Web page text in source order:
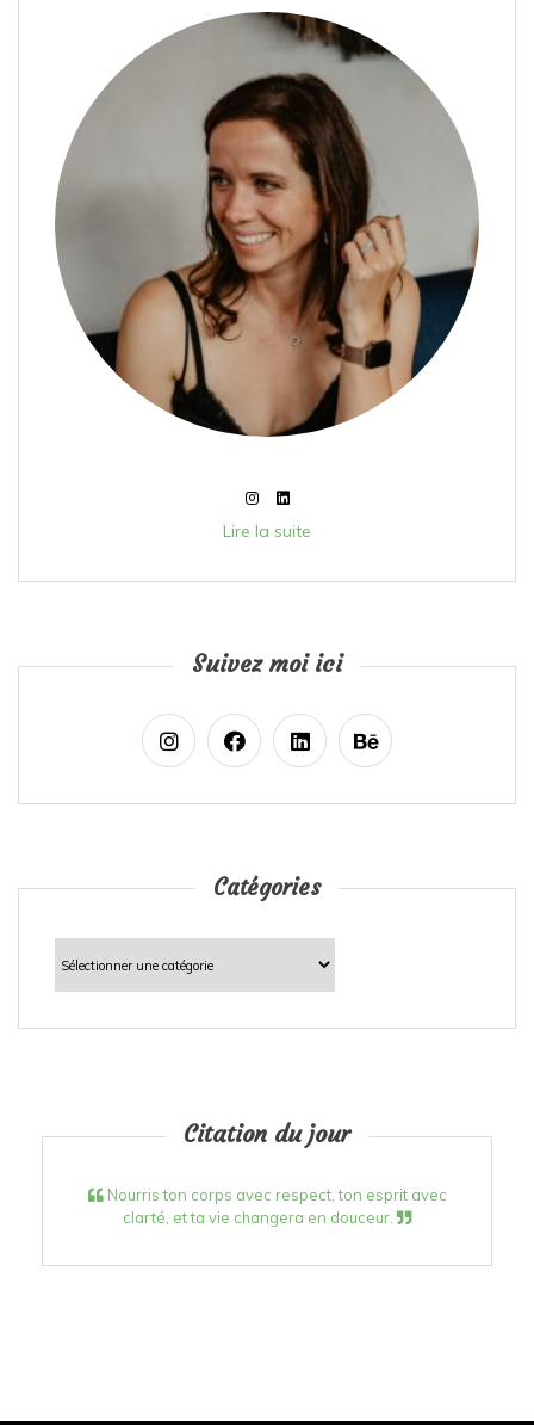
Lire la suite
Suivez moi ici
Catégories
Catégories
Citation du jour
Nourris ton corps avec respect, ton esprit avec
clarté, et ta vie changera en douceur.